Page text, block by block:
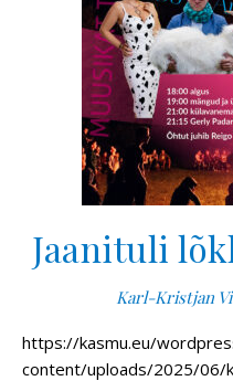
Jaanituli
Karl-Kristjan
https://kasmu.eu/wordpress/wp-
content/uploads/2025/06/